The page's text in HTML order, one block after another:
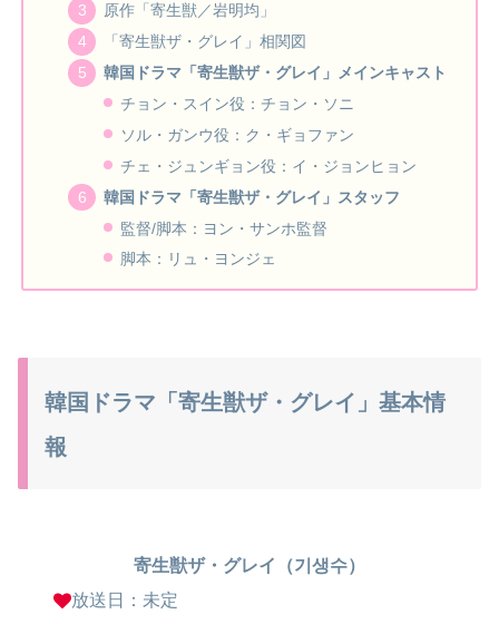
原作「寄生獣／岩明均」
「寄生獣ザ・グレイ」相関図
韓国ドラマ「寄生獣ザ・グレイ」メインキャスト
チョン・スイン役：チョン・ソニ
ソル・ガンウ役：ク・ギョファン
チェ・ジュンギョン役：イ・ジョンヒョン
韓国ドラマ「寄生獣ザ・グレイ」スタッフ
監督/脚本：ヨン・サンホ監督
脚本：リュ・ヨンジェ
韓国ドラマ「寄生獣ザ・グレイ」基本情
報
寄生獣ザ・グレイ（기생수）
放送日：未定